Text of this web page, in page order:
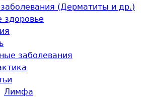
(Дерматиты и др.)
здоровье
заболевания
Лимфа